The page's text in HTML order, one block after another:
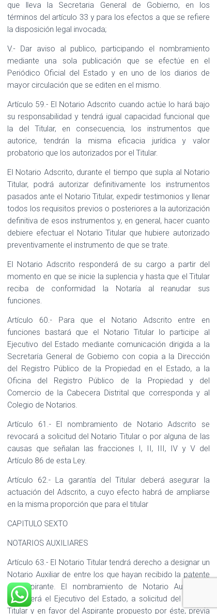
que lleva la Secretaria General de Gobierno, en los
términos del artículo 33 y para los efectos a que se refiere
la disposición legal invocada;
V.- Dar aviso al publico, participando el nombramiento
mediante una sola publicación que se efectúe en el
Periódico Oficial del Estado y en uno de los diarios de
mayor circulación que se editen en el mismo.
Artículo 59.- El Notario Adscrito cuando actúe lo hará bajo
su responsabilidad y tendrá igual capacidad funcional que
la del Titular, en consecuencia, los instrumentos que
autorice, tendrán la misma eficacia jurídica y valor
probatorio que los autorizados por el Titular.
El Notario Adscrito, durante el tiempo que supla al Notario
Titular, podrá autorizar definitivamente los instrumentos
pasados ante el Notario Titular, expedir testimonios y llenar
todos los requisitos previos o posteriores a la autorización
definitiva de esos instrumentos y, en general, hacer cuanto
debiere efectuar el Notario Titular que hubiere autorizado
preventivamente el instrumento de que se trate.
El Notario Adscrito responderá de su cargo a partir del
momento en que se inicie la suplencia y hasta que el Titular
reciba de conformidad la Notaría al reanudar sus
funciones.
Artículo 60.- Para que el Notario Adscrito entre en
funciones bastará que el Notario Titular lo participe al
Ejecutivo del Estado mediante comunicación dirigida a la
Secretaría General de Gobierno con copia a la Dirección
del Registro Público de la Propiedad en el Estado, a la
Oficina del Registro Público de la Propiedad y del
Comercio de la Cabecera Distrital que corresponda y al
Colegio de Notarios.
Artículo 61.- El nombramiento de Notario Adscrito se
revocará a solicitud del Notario Titular o por alguna de las
causas que señalan las fracciones I, II, III, IV y V del
Artículo 86 de esta Ley.
Artículo 62.- La garantía del Titular deberá asegurar la
actuación del Adscrito, a cuyo efecto habrá de ampliarse
en la misma proporción que para el titular
CAPITULO SEXTO
NOTARIOS AUXILIARES
Artículo 63.- El Notario Titular tendrá derecho a designar un
Notario Auxiliar de entre los que hayan recibido la patente
de Aspirante. El nombramiento de Notario Auxiliar lo
extenderá el Ejecutivo del Estado, a solicitud del Notario
Titular y en favor del Aspirante propuesto por éste, previa